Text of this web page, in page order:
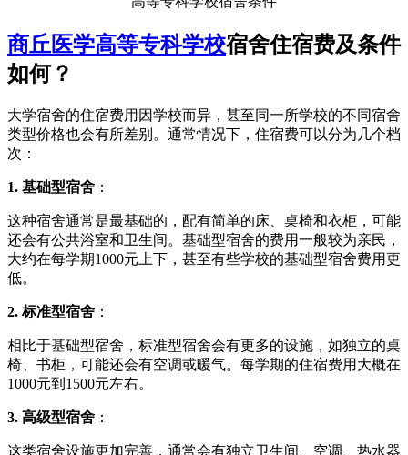
商丘医学高等专科学校宿舍住宿费及条件
如何？
大学宿舍的住宿费用因学校而异，甚至同一所学校的不同宿舍
类型价格也会有所差别。通常情况下，住宿费可以分为几个档
次：
1. 基础型宿舍 ：
这种宿舍通常是最基础的，配有简单的床、桌椅和衣柜，可能
还会有公共浴室和卫生间。基础型宿舍的费用一般较为亲民，
大约在每学期1000元上下，甚至有些学校的基础型宿舍费用更
低。
2. 标准型宿舍 ：
相比于基础型宿舍，标准型宿舍会有更多的设施，如独立的桌
椅、书柜，可能还会有空调或暖气。每学期的住宿费用大概在
1000元到1500元左右。
3. 高级型宿舍 ：
这类宿舍设施更加完善，通常会有独立卫生间、空调、热水器